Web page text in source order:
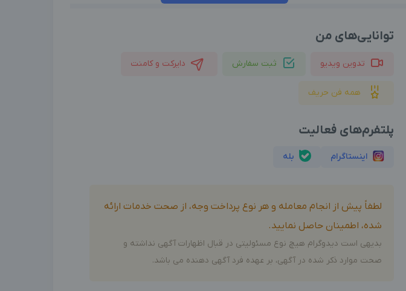
توانایی‌های من
تدوین ویدیو ثبت سفارش دایرکت و کامنت
همه فن حریف
پلتفرم‌های فعالیت
اینستاگرام بله
لطفاً پیش از انجام معامله و هر نوع پرداخت وجه، از صحت خدمات ارائه
شده، اطمینان حاصل نمایید.
بدیهی است دیدوگرام هیچ نوع مسئولیتی در قبال اظهارات آگهی نداشته و
صحت موارد ذکر شده در آگهی، بر عهده فرد آگهی دهنده می باشد.